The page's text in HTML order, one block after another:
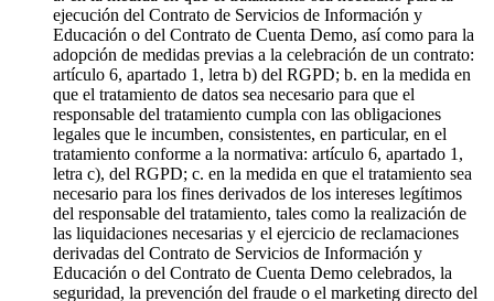
ejecución del Contrato de Servicios de Información y
Educación o del Contrato de Cuenta Demo, así como para la
adopción de medidas previas a la celebración de un contrato:
artículo 6, apartado 1, letra b) del RGPD; b. en la medida en
que el tratamiento de datos sea necesario para que el
responsable del tratamiento cumpla con las obligaciones
legales que le incumben, consistentes, en particular, en el
tratamiento conforme a la normativa: artículo 6, apartado 1,
letra c), del RGPD; c. en la medida en que el tratamiento sea
necesario para los fines derivados de los intereses legítimos
del responsable del tratamiento, tales como la realización de
las liquidaciones necesarias y el ejercicio de reclamaciones
derivadas del Contrato de Servicios de Información y
Educación o del Contrato de Cuenta Demo celebrados, la
seguridad, la prevención del fraude o el marketing directo del